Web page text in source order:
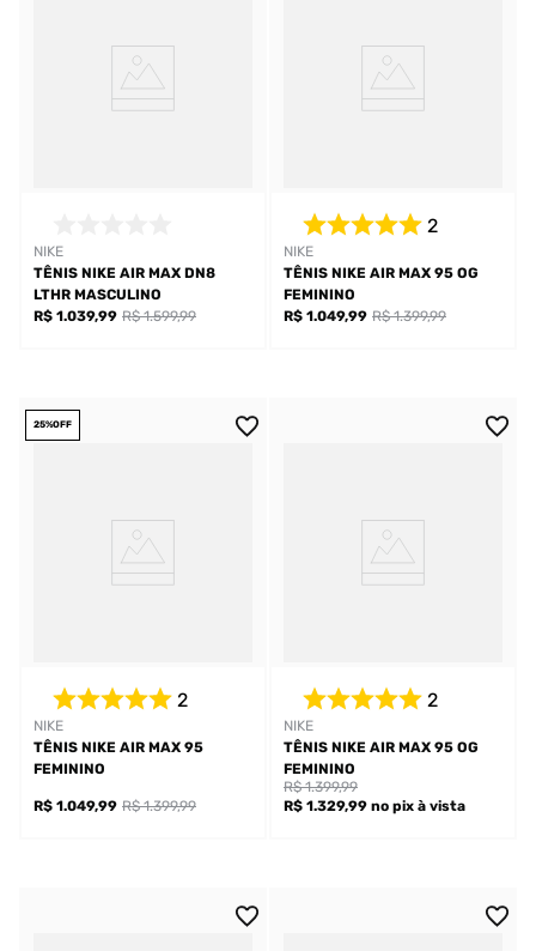
NIKE
TÊNIS NIKE AIR MAX DN8
LTHR MASCULINO
R$ 1.039,99 R$ 1.599,99
NIKE
2
TÊNIS NIKE AIR MAX 95 OG
FEMININO
R$ 1.049,99 R$ 1.399,99
25%OFF
NIKE
2
TÊNIS NIKE AIR MAX 95
FEMININO
R$ 1.049,99 R$ 1.399,99
NIKE
2
TÊNIS NIKE AIR MAX 95 OG
FEMININO
R$ 1.329,99 no pix à vista
R$ 1.399,99